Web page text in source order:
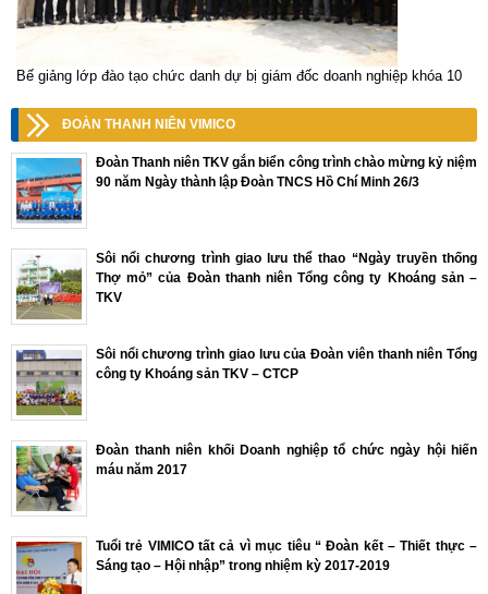
Bế giảng lớp đào tạo chức danh dự bị giám đốc doanh nghiệp khóa 10
ĐOÀN THANH NIÊN VIMICO
Đoàn Thanh niên TKV gắn biển công trình chào mừng kỷ niệm
90 năm Ngày thành lập Đoàn TNCS Hồ Chí Minh 26/3
Sôi nổi chương trình giao lưu thể thao “Ngày truyền thống
Thợ mỏ” của Đoàn thanh niên Tổng công ty Khoáng sản –
TKV
Sôi nổi chương trình giao lưu của Đoàn viên thanh niên Tổng
công ty Khoáng sản TKV – CTCP
Đoàn thanh niên khối Doanh nghiệp tổ chức ngày hội hiến
máu năm 2017
Tuổi trẻ VIMICO tất cả vì mục tiêu “ Đoàn kết – Thiết thực –
Sáng tạo – Hội nhập” trong nhiệm kỳ 2017-2019